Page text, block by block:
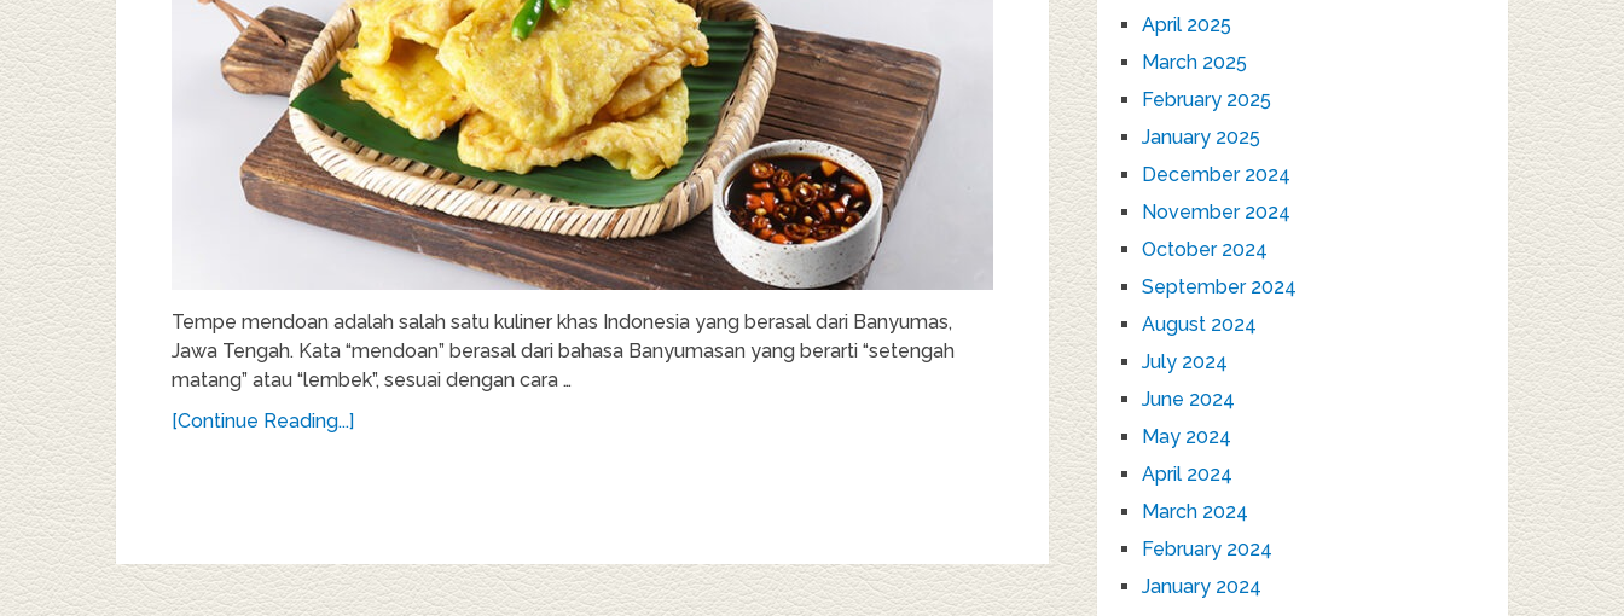
Tempe mendoan adalah salah satu kuliner khas Indonesia yang berasal dari Banyumas,
Jawa Tengah. Kata “mendoan” berasal dari bahasa Banyumasan yang berarti “setengah
matang” atau “lembek”, sesuai dengan cara …
[Continue Reading...]
April 2025
March 2025
February 2025
January 2025
December 2024
November 2024
October 2024
September 2024
August 2024
July 2024
June 2024
May 2024
April 2024
March 2024
February 2024
January 2024